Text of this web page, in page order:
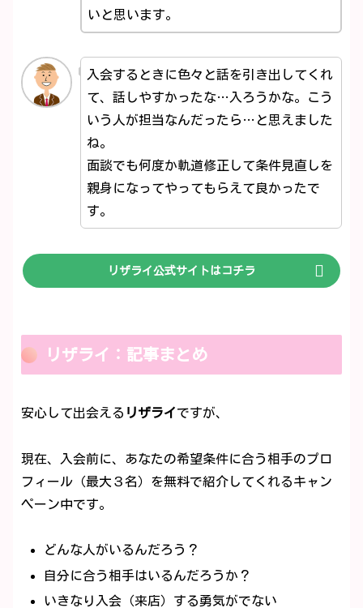
いと思います。
入会するときに色々と話を引き出してくれ
て、話しやすかったな…入ろうかな。こう
いう人が担当なんだったら…と思えました
ね。
面談でも何度か軌道修正して条件見直しを
親身になってやってもらえて良かったで
す。
リザライ公式サイトはコチラ
リザライ：記事まとめ
安心して出会える リザライですが、
現在、入会前に、あなたの希望条件に合う相手のプロ
フィール（最大３名）を無料で紹介してくれるキャン
ペーン中です。
どんな人がいるんだろう？
自分に合う相手はいるんだろうか？
いきなり入会（来店）する勇気がでない